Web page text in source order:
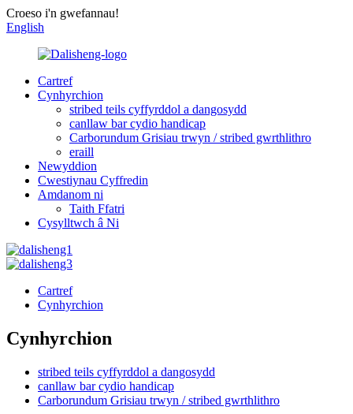
Croeso i'n gwefannau!
English
Cartref
Cynhyrchion
stribed teils cyffyrddol a dangosydd
canllaw bar cydio handicap
Carborundum Grisiau trwyn / stribed gwrthlithro
eraill
Newyddion
Cwestiynau Cyffredin
Amdanom ni
Taith Ffatri
Cysylltwch â Ni
Cartref
Cynhyrchion
Cynhyrchion
stribed teils cyffyrddol a dangosydd
canllaw bar cydio handicap
Carborundum Grisiau trwyn / stribed gwrthlithro